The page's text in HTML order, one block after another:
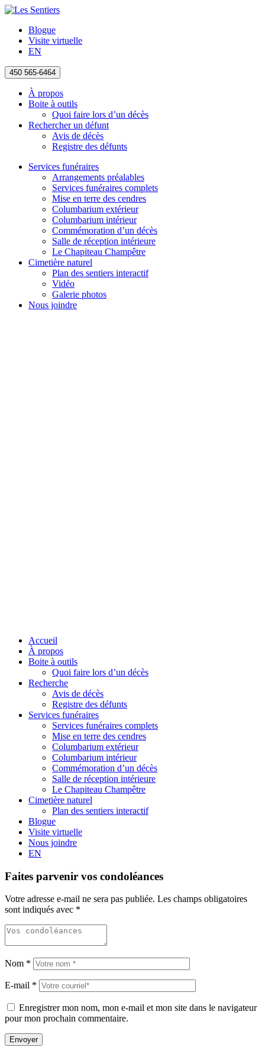
Blogue
Visite virtuelle
EN
450 565-6464
À propos
Boite à outils
Quoi faire lors d’un décès
Rechercher un défunt
Avis de décès
Registre des défunts
Services funéraires
Arrangements préalables
Services funéraires complets
Mise en terre des cendres
Columbarium extérieur
Columbarium intérieur
Commémoration d’un décès
Salle de réception intérieure
Le Chapiteau Champêtre
Cimetière naturel
Plan des sentiers interactif
Vidéo
Galerie photos
Nous joindre
Accueil
À propos
Boite à outils
Quoi faire lors d’un décès
Recherche
Avis de décès
Registre des défunts
Services funéraires
Services funéraires complets
Mise en terre des cendres
Columbarium extérieur
Columbarium intérieur
Commémoration d’un décès
Salle de réception intérieure
Le Chapiteau Champêtre
Cimetière naturel
Plan des sentiers interactif
Blogue
Visite virtuelle
Nous joindre
EN
Faites parvenir vos condoléances
Votre adresse e-mail ne sera pas publiée. Les champs obligatoires
sont indiqués avec *
Nom *
E-mail *
Enregistrer mon nom, mon e-mail et mon site dans le navigateur
pour mon prochain commentaire.